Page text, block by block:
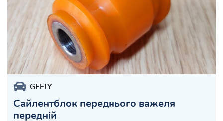
GEELY
Сайлентблок переднього важеля
передній